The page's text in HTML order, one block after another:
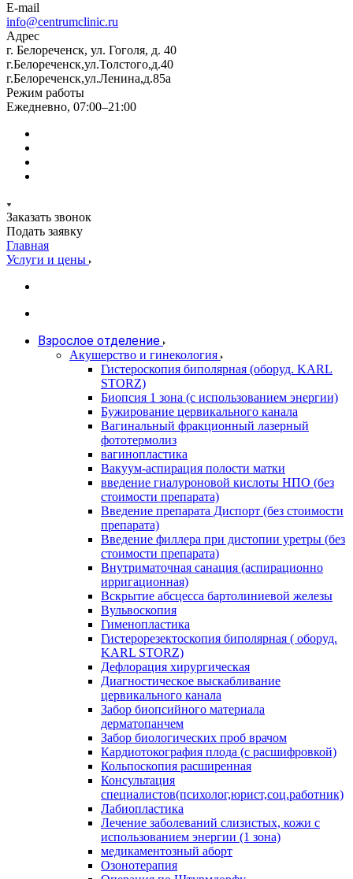
E-mail
info@centrumclinic.ru
Адрес
г. Белореченск, ул. Гоголя, д. 40
г.Белореченск,ул.Толстого,д.40
г.Белореченск,ул.Ленина,д.85а
Режим работы
Ежедневно, 07:00–21:00
Заказать звонок
Подать заявку
Главная
Услуги и цены
Взрослое отделение
Акушерство и гинекология
Гистероскопия биполярная (оборуд. KARL
STORZ)
Биопсия 1 зона (с использованием энергии)
Бужирование цервикального канала
Вагинальный фракционный лазерный
фототермолиз
вагинопластика
Вакуум-аспирация полости матки
введение гиалуроновой кислоты НПО (без
стоимости препарата)
Введение препарата Диспорт (без стоимости
препарата)
Введение филлера при дистопии уретры (без
стоимости препарата)
Внутриматочная санация (аспирационно
ирригационная)
Вскрытие абсцесса бартолиниевой железы
Вульвоскопия
Гименопластика
Гистерорезектоскопия биполярная ( оборуд.
KARL STORZ)
Дефлорация хирургическая
Диагностическое выскабливание
цервикального канала
Забор биопсийного материала
дерматопанчем
Забор биологических проб врачом
Кардиотокография плода (с расшифровкой)
Кольпоскопия расширенная
Консультация
специалистов(психолог,юрист,соц.работник)
Лабиопластика
Лечение заболеваний слизистых, кожи с
использованием энергии (1 зона)
медикаментозный аборт
Озонотерапия